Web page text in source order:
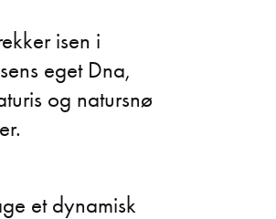
isen i
eget Dna,
og natursnø
et dynamisk